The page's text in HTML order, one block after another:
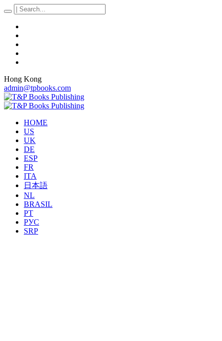
Hong Kong
admin@tpbooks.com
HOME
US
UK
DE
ESP
FR
ITA
日本語
NL
BRASIL
PT
РУС
SRP